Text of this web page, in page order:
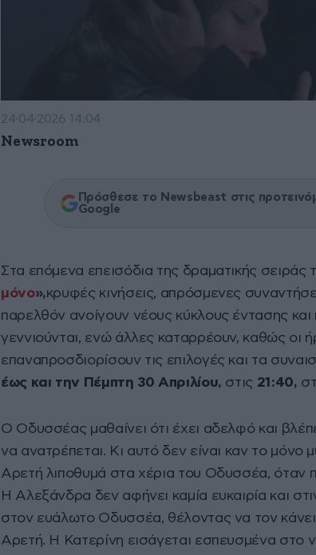
24·04·2026 14:04
Newsroom
Πρόσθεσε το Newsbeast στις
Google
Στα επόμενα επεισόδια της δραματικής σειράς
μόνο»,κρυφές κινήσεις, απρόσμενες
παρελθόν ανοίγουν νέους κύκλους έντασης
γεννιούνται, ενώ άλλες καταρρέουν, καθώς οι
επαναπροσδιορίσουν τις επιλογές και τα
έως και την Πέμπτη 30 Απριλίου, στις 21:40,
Ο Οδυσσέας μαθαίνει ότι έχει αδελφό και
να ανατρέπεται. Κι αυτό δεν είναι καν το μόνο
Αρετή λιποθυμά στα χέρια του Οδυσσέα, όταν
Η Αλεξάνδρα δεν αφήνει καμία ευκαιρία και
στον ευάλωτο Οδυσσέα, θέλοντας να τον
Αρετή. Η Κατερίνη εισάγεται εσπευσμένα στο